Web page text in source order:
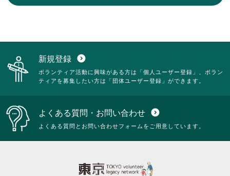
新規登録 expand_circle_down
ボランティア活動に興味がある方は「個人ユーザー登録」、ボラン
ティアを募集したい方は「団体ユーザー登録」ができます。
よくある質問・お問い合わせ expand_circle_down
よくある質問とお問い合わせフォームをご用意しています。